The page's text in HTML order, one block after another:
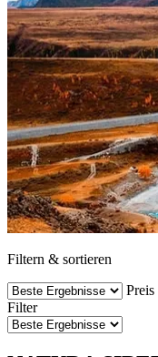
Filtern & sortieren
Preis
Filter